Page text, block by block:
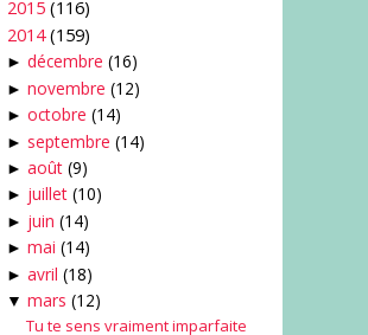
2015 (116)
2014 (159)
► décembre (16)
► novembre (12)
► octobre (14)
► septembre (14)
► août (9)
► juillet (10)
► juin (14)
► mai (14)
► avril (18)
▼ mars (12)
Tu te sens vraiment imparfaite